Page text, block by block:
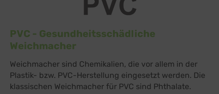
PVC - Gesundheitsschädliche
Weichmacher
Weichmacher sind Chemikalien, die vor allem in der
Plastik- bzw. PVC-Herstellung eingesetzt werden. Die
klassischen Weichmacher für PVC sind Phthalate.